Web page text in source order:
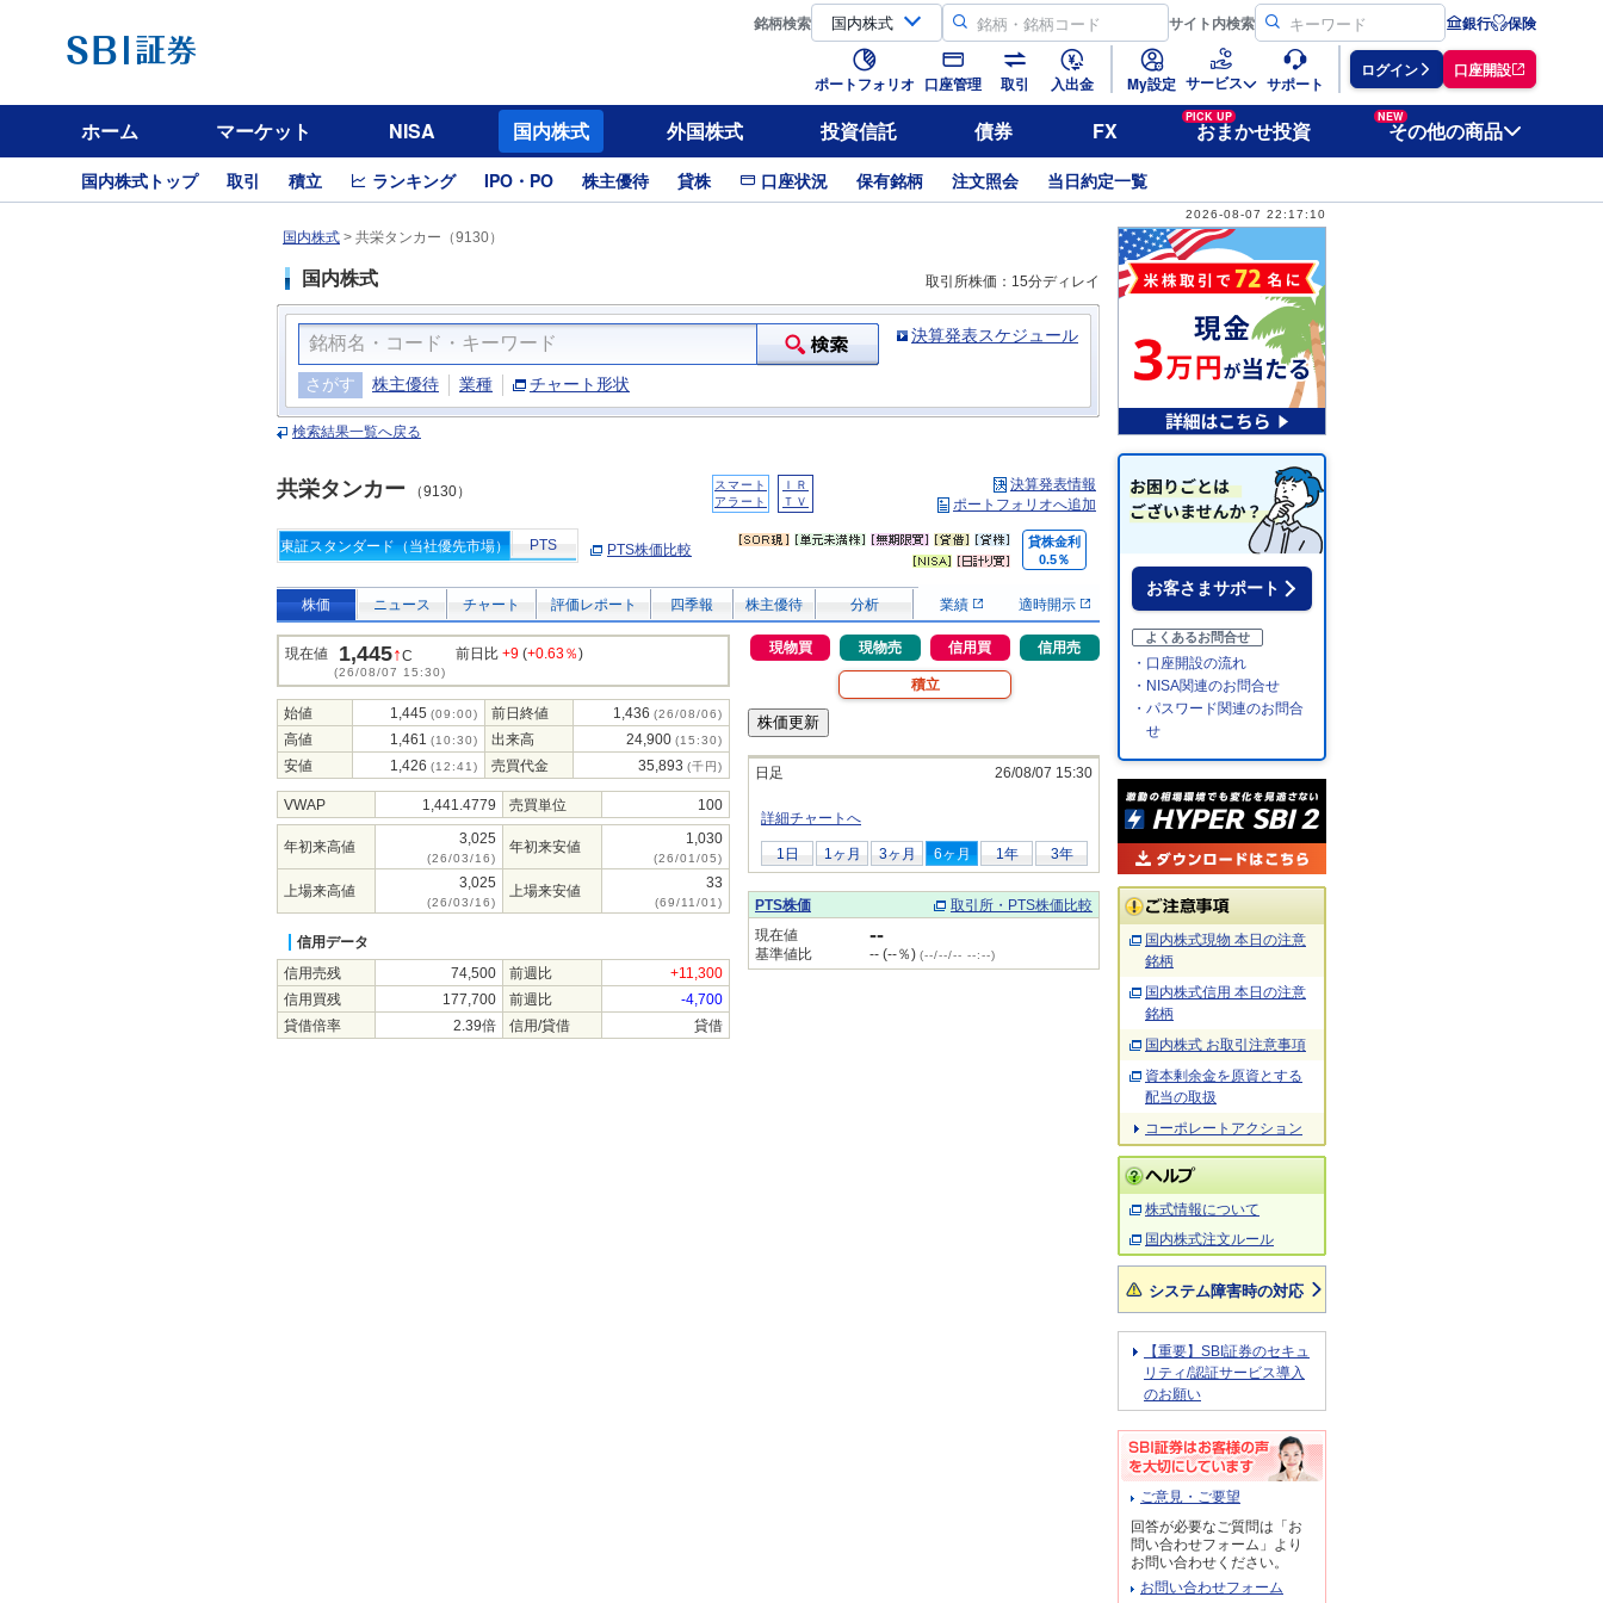
銘柄検索 サイト内検索 銀行 保険
ポートフォリオ 口座管理 取引 入出金 My設定 サービス サポート
ログイン 口座開設
ホーム マーケット NISA 国内株式 外国株式 投資信託 債券 FX
PICK UP
おまかせ投資
NEW
その他の商品
国内株式トップ 取引 積立 ランキング IPO・PO 株主優待 貸株 口座状況 保有銘柄 注文照会 当日約定一覧
2026-08-07 22:17:10
国内株式 > 共栄タンカー（9130）
国内株式 取引所株価：15分ディレイ
決算発表スケジュール
さがす 株主優待 業種 チャート形状
検索結果一覧へ戻る
共栄タンカー （9130）
スマート
アラート
ＩＲ
ＴＶ
決算発表情報
ポートフォリオへ追加
東証スタンダード（当社優先市場） PTS PTS株価比較
貸株金利
0.5％
株価 ニュース チャート 評価レポート 四季報 株主優待 分析 業績 適時開示
現在値 1,445↑C
(26/08/07 15:30)
前日比 +9 (+0.63％)
始値 1,445 (09:00) 前日終値 1,436 (26/08/06)
高値 1,461 (10:30) 出来高 24,900 (15:30)
安値 1,426 (12:41) 売買代金 35,893 (千円)
VWAP 1,441.4779 売買単位 100
年初来高値 3,025
(26/03/16)
年初来安値 1,030
(26/01/05)
上場来高値 3,025
(26/03/16)
上場来安値 33
(69/11/01)
信用データ
信用売残
74,500 前週比
+11,300
信用買残
177,700 前週比
-4,700
貸借倍率
2.39倍 信用/貸借 貸借
現物買 現物売 信用買 信用売
積立
日足 26/08/07 15:30
詳細チャートへ
1日 1ヶ月 3ヶ月 6ヶ月 1年 3年
PTS株価
取引所・PTS株価比較
現在値
--
基準値比 -- (--％) (--/--/-- --:--)
お客さまサポート
よくあるお問合せ
・口座開設の流れ
・NISA関連のお問合せ
・パスワード関連のお問合
せ
国内株式現物 本日の注意
銘柄
国内株式信用 本日の注意
銘柄
国内株式 お取引注意事項
資本剰余金を原資とする
配当の取扱
コーポレートアクション
株式情報について
国内株式注文ルール
システム障害時の対応
【重要】SBI証券のセキュ
リティ/認証サービス導入
のお願い
ご意見・ご要望
回答が必要なご質問は「お
問い合わせフォーム」より
お問い合わせください。
お問い合わせフォーム